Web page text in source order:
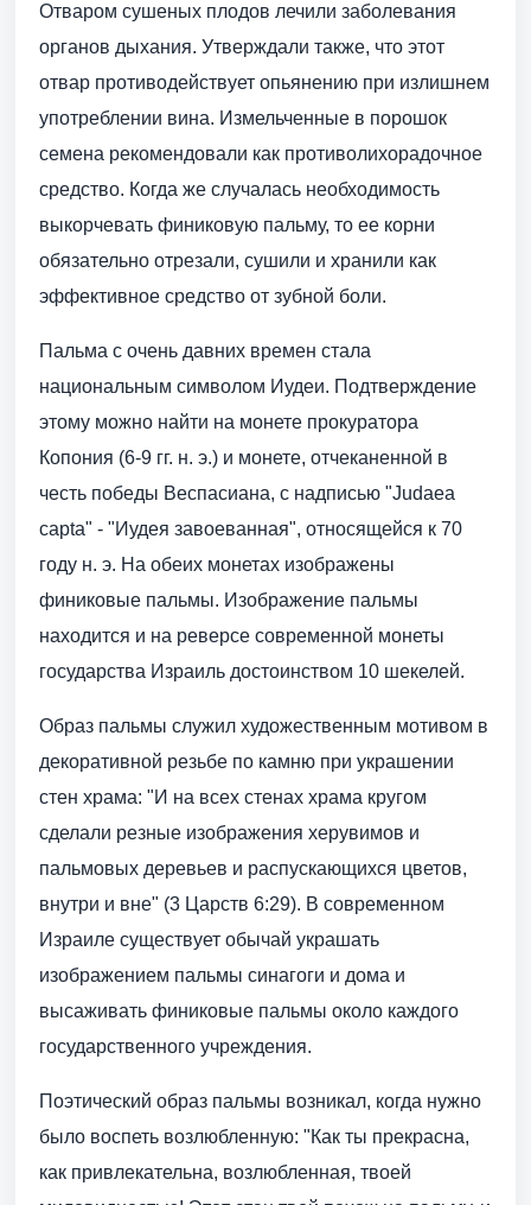
Отваром сушеных плодов лечили заболевания
органов дыхания. Утверждали также, что этот
отвар противодействует опьянению при излишнем
употреблении вина. Измельченные в порошок
семена рекомендовали как противолихорадочное
средство. Когда же случалась необходимость
выкорчевать финиковую пальму, то ее корни
обязательно отрезали, сушили и хранили как
эффективное средство от зубной боли.
Пальма с очень давних времен стала
национальным символом Иудеи. Подтверждение
этому можно найти на монете прокуратора
Копония (6-9 гг. н. э.) и монете, отчеканенной в
честь победы Веспасиана, с надписью "Judaea
capta" - "Иудея завоеванная", относящейся к 70
году н. э. На обеих монетах изображены
финиковые пальмы. Изображение пальмы
находится и на реверсе современной монеты
государства Израиль достоинством 10 шекелей.
Образ пальмы служил художественным мотивом в
декоративной резьбе по камню при украшении
стен храма: "И на всех стенах храма кругом
сделали резные изображения херувимов и
пальмовых деревьев и распускающихся цветов,
внутри и вне" (3 Царств 6:29). В современном
Израиле существует обычай украшать
изображением пальмы синагоги и дома и
высаживать финиковые пальмы около каждого
государственного учреждения.
Поэтический образ пальмы возникал, когда нужно
было воспеть возлюбленную: "Как ты прекрасна,
как привлекательна, возлюбленная, твоей